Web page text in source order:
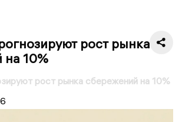
рост рынка
на 10%
рост рынка сбережений на 10%